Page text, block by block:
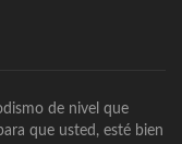
de nivel que
que usted, esté bien